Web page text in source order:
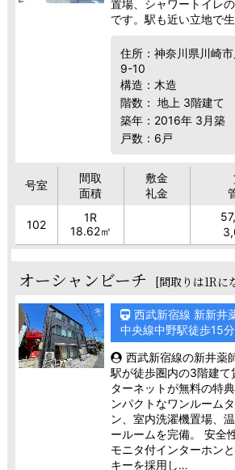
置場、シャワートイレ
です。駅も近い立地で
住所：神奈川県川崎
9-10
構造：木造
階数： 地上 3階建て
築年：2016年 3月築
戸数：6戸
号室
間取
面積
敷金
礼金
102
1R
18.62㎡
オーシャンビーチ [間取りは1Rに
西武新宿線 新新井
中央線中野駅徒歩15分
西武新宿線の新井薬
駅が徒歩圏内の3階建て
ターネットが無料の特
ンパクトなワンルーム
ン、室内洗濯機置場、
ールームを完備。 安全
モニタ付インターホン
キーを採用し…